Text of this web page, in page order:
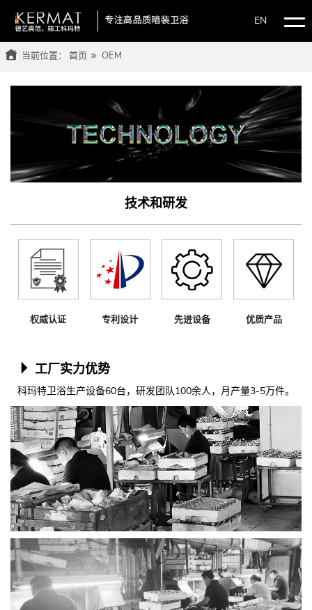
EN
当前位置： 首页 OEM
技术和研发
权威认证 专利设计 先进设备 优质产品
工厂实力优势
科玛特卫浴生产设备60台，研发团队100余人，月产量3-5万件。